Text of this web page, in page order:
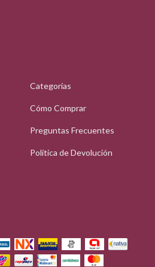
Categorías
Cómo Comprar
Preguntas Frecuentes
Política de Devolución